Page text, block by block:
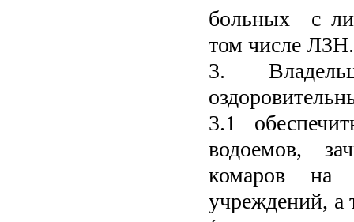
больных с
том числе ЛЗН.
3.
3.1
водоемов,
комаров на
учреждений, а